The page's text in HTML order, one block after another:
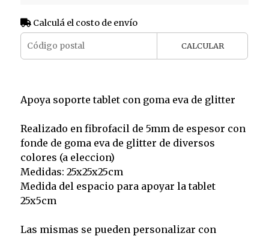
Calculá el costo de envío
CALCULAR
Apoya soporte tablet con goma eva de glitter
Realizado en fibrofacil de 5mm de espesor con
fonde de goma eva de glitter de diversos
colores (a eleccion)
Medidas: 25x25x25cm
Medida del espacio para apoyar la tablet
25x5cm
Las mismas se pueden personalizar con